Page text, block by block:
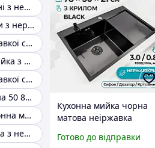
Мийки для кухні з нержавійки
Накладні мийки з нержавіючої сталі
Мийка з неіржавкої сталі глибока
Прямокутна мийка з неіржавкої сталі
Мийка з неіржавкої сталі 78х49
Мийка накладна 50 80 неіржавка сталь
Вбудована кухонна мийка з неіржавкої сталі
Накладна мийка з нержавіючої сталі 60х80 ліва
Кухонна мийка чорна
матова неіржавка
крилом дозатором і
Готово до відправки